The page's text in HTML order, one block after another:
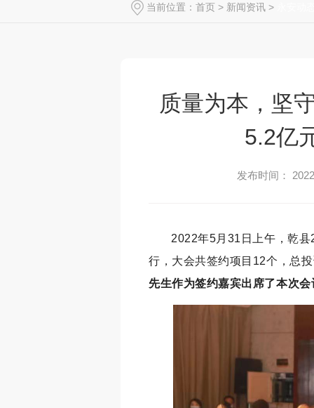
当前位置： 首页 > 新闻资讯 >
质量为本，坚
5.2亿
发布时间：
2022年5月31日上午，乾县
行，大会共签约项目12个，总
先生作为签约嘉宾出席了本次会